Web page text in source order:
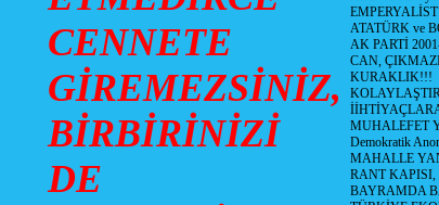
CENNETE
GİREMEZSİNİZ,
BİRBİRİNİZİ
DE
ATATÜRK ve
AK PARTİ
CAN,
KURAKLIK!!!
MUHALEFET
Demokratik
MAHALLE
RANT
BAYRAMDA